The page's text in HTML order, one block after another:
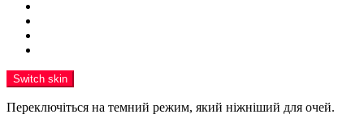
Switch skin
Переключіться на темний режим, який ніжніший для очей.